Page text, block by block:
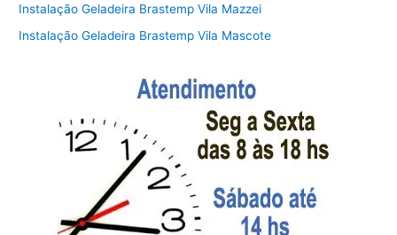
Instalação Geladeira Brastemp Vila Mazzei
Instalação Geladeira Brastemp Vila Mascote